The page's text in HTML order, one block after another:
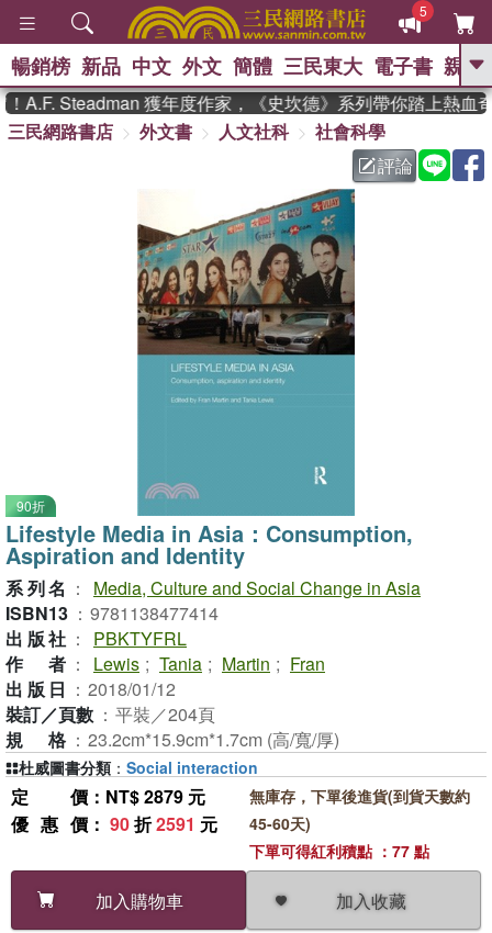
5
GO
熱搜： 東野圭吾 、 高希均教授回憶錄
父親節 、 花開錦
方念華 、 台灣的
李登輝時代 、 數學女孩：黎曼猜想
、 偉大的迷走神經
群喵 、 臺灣漫遊錄
暢銷榜 新品 中文 外文 簡體 三民東大 電子書 親子
Steadman 獲年度作家，《史坎德》系列帶你踏上熱血奇
三民網路書店
外文書 人文社科
社會科學
評論
90折
Lifestyle Media in Asia：Consumption,
Aspiration and Identity
系列名 ：
Media, Culture and Social Change in Asia
ISBN13 ： 9781138477414
出版社 ：
PBKTYFRL
作者 ： Lewis ; Tania ; Martin ; Fran
出版日 ： 2018/01/12
裝訂／頁數 ： 平裝／204頁
規格 ： 23.2cm*15.9cm*1.7cm (高/寬/厚)
定價 ：NT$ 2879 元
優惠價 ： 90折2591 元
加入購物車 加入收藏
無庫存，下單後進貨(到貨天數約
45-60天)
下單可得紅利積點 ：77 點
杜威圖書分類 ： Social interaction